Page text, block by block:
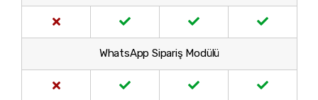
WhatsApp Sipariş Modülü